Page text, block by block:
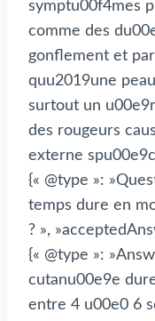
symptu00f4mes
comme des
gonflement et
quu2019une
surtout un
des rougeurs
externe
{« @type »:
temps dure en
? »,
{« @type »:
cutanu00e9e
entre 4 u00e0 6